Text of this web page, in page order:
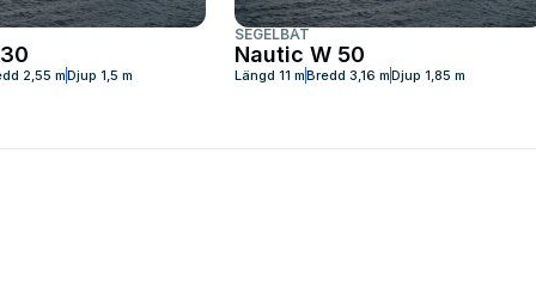
2,55 mDjup 1,5 m
SEGELBÅT
Nautic W 50
Längd11 mBredd3,16 mDjup1,85 m